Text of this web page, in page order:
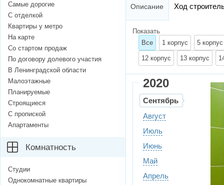
Описание Ход
Показать
Все
1 корпус 5 корпус
12 корпус 13 корпус
2020
Сентябрь
Август
Июль
Июнь
Май
Апрель
Самые дорогие
С отделкой
Квартиры у метро
На карте
Со стартом продаж
По договору долевого участия
В Ленинградской области
Малоэтажные
Планируемые
Строящиеся
С пропиской
Апартаменты
Комнатность
Студии
Однокомнатные квартиры